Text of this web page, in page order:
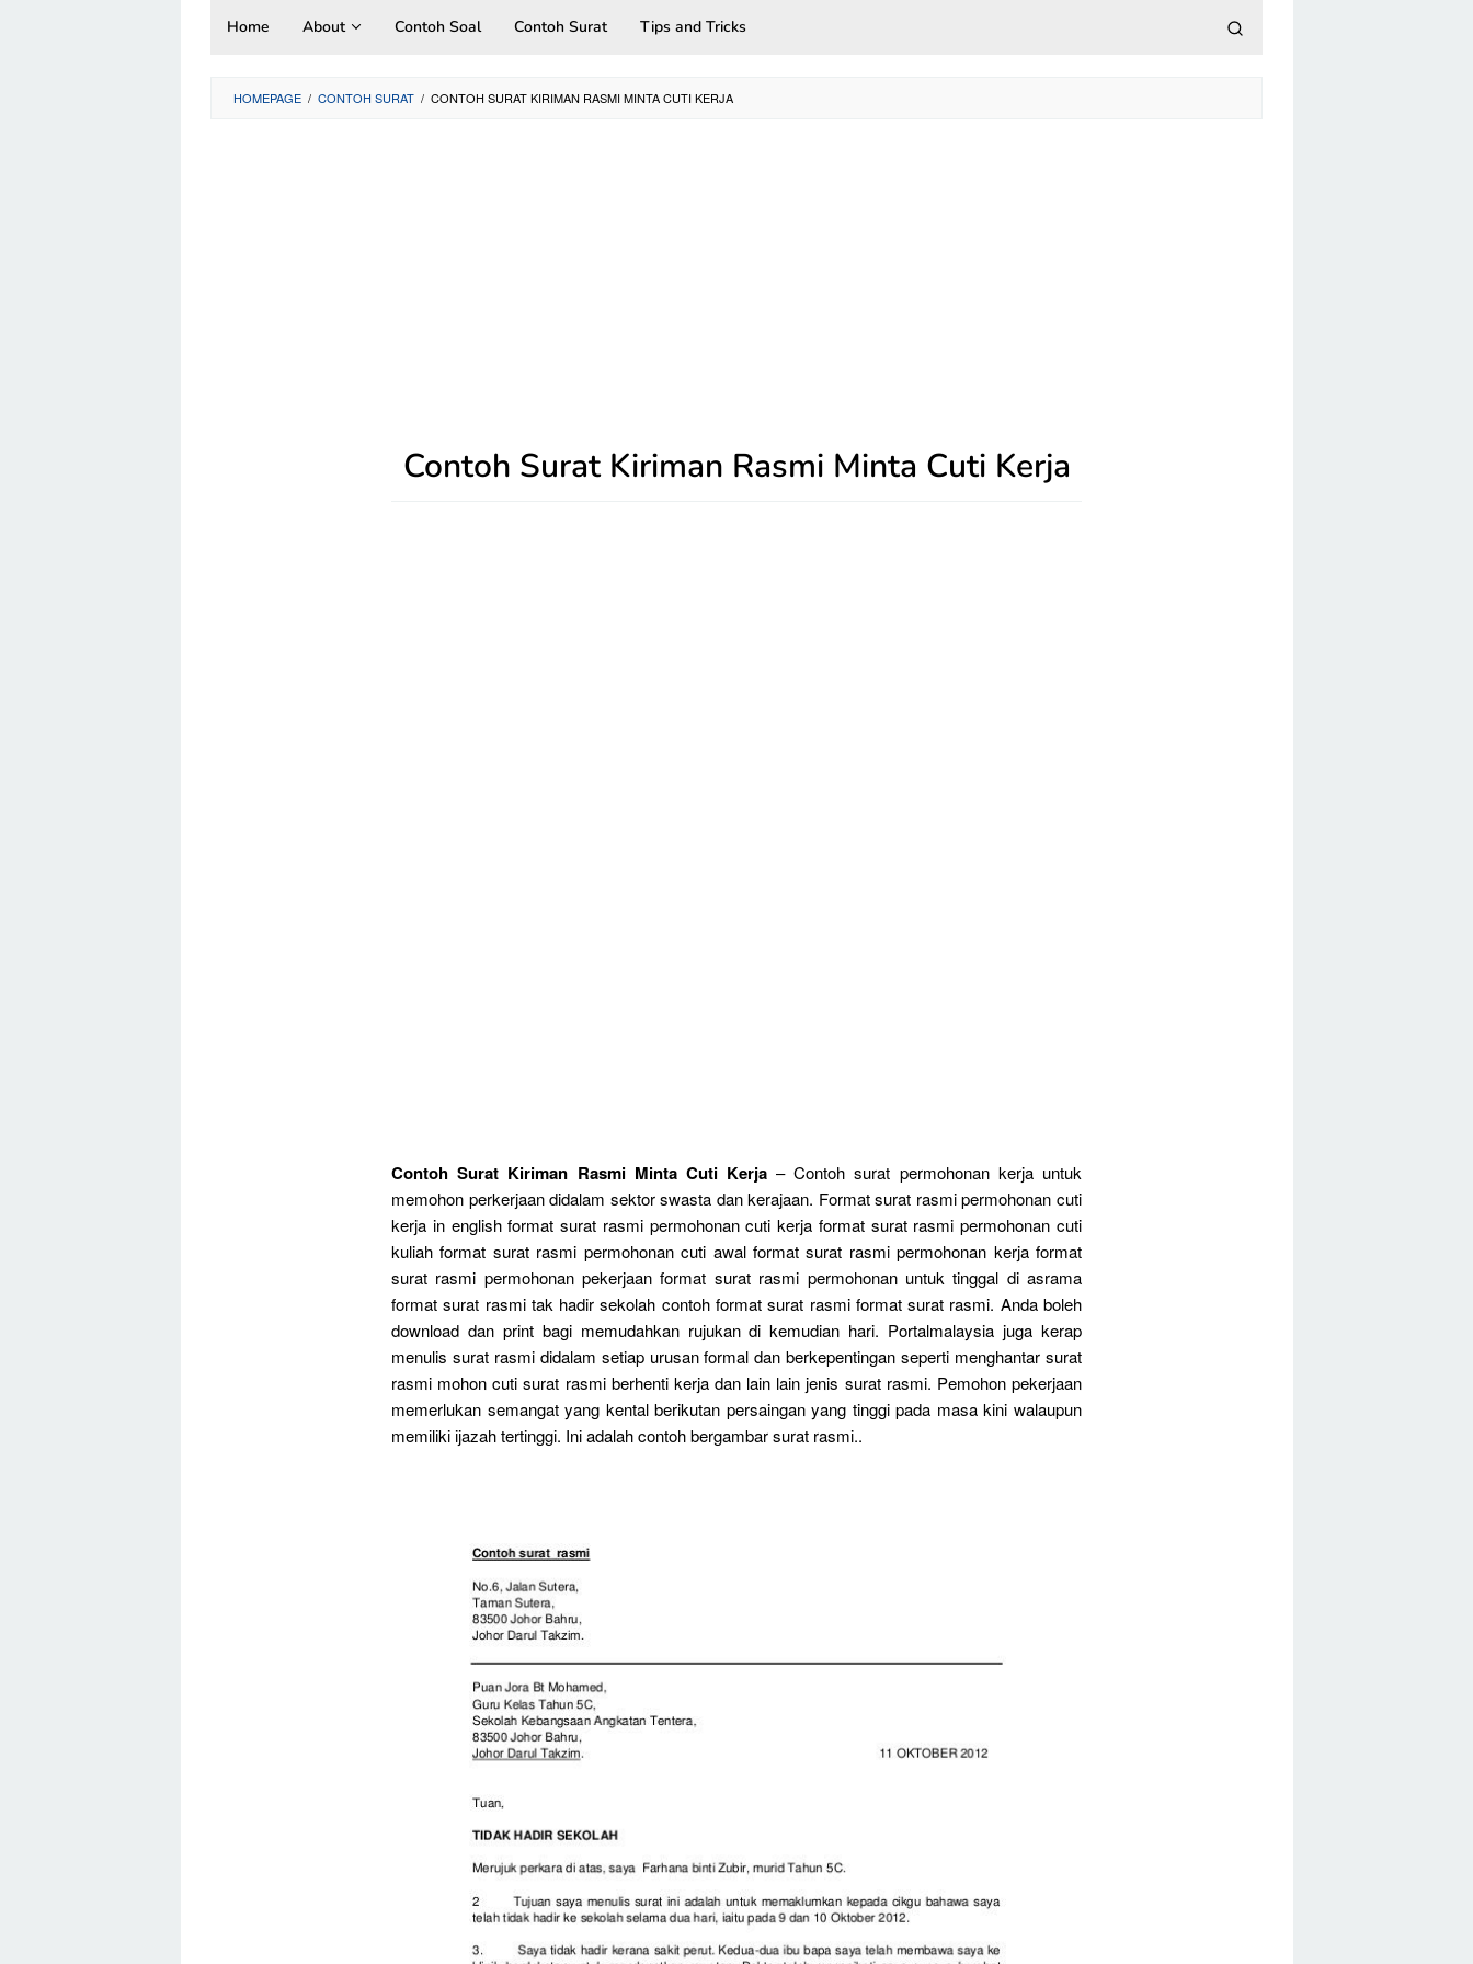
Home About Contoh Soal Contoh Surat Tips and Tricks
HOMEPAGE / CONTOH SURAT / CONTOH SURAT KIRIMAN RASMI MINTA CUTI KERJA
Contoh Surat Kiriman Rasmi Minta Cuti Kerja
Contoh Surat Kiriman Rasmi Minta Cuti Kerja – Contoh surat permohonan kerja untuk
memohon perkerjaan didalam sektor swasta dan kerajaan. Format surat rasmi permohonan cuti
kerja in english format surat rasmi permohonan cuti kerja format surat rasmi permohonan cuti
kuliah format surat rasmi permohonan cuti awal format surat rasmi permohonan kerja format
surat rasmi permohonan pekerjaan format surat rasmi permohonan untuk tinggal di asrama
format surat rasmi tak hadir sekolah contoh format surat rasmi format surat rasmi. Anda boleh
download dan print bagi memudahkan rujukan di kemudian hari. Portalmalaysia juga kerap
menulis surat rasmi didalam setiap urusan formal dan berkepentingan seperti menghantar surat
rasmi mohon cuti surat rasmi berhenti kerja dan lain lain jenis surat rasmi. Pemohon pekerjaan
memerlukan semangat yang kental berikutan persaingan yang tinggi pada masa kini walaupun
memiliki ijazah tertinggi. Ini adalah contoh bergambar surat rasmi..